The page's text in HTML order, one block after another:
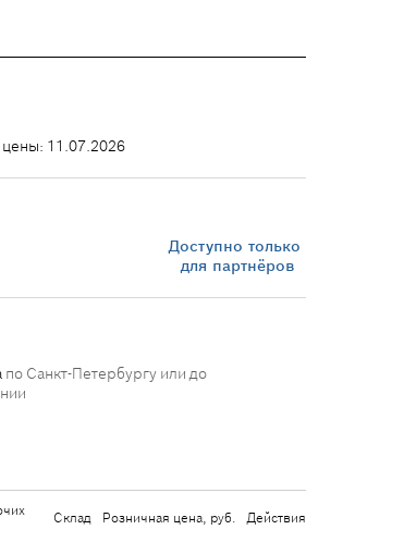
11.07.2026
Доступно только
для партнёров
по Санкт-Петербургу или до
Склад Розничная цена, руб. Действия